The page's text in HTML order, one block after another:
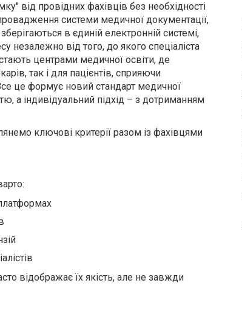
від провідних фахівців без необхідності
системи медичної документації,
в єдиній електронній системі,
незалежно від того, до якого спеціаліста
стають центрами медичної освіти, де
так і для пацієнтів, сприяючи
це формує новий стандарт медичної
а індивідуальний підхід – з дотриманням
ключові критерії разом із фахівцями
відображає їх якість, але не завжди